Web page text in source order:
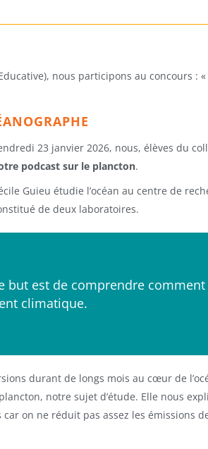
nous participons au concours
23 janvier 2026, nous, élèves du
podcast sur le plancton.
Guieu étudie l’océan au centre de
de deux laboratoires.
but est de comprendre
climatique.
durant de longs mois au cœur de
notre sujet d’étude. Elle nous
on ne réduit pas assez les émissions